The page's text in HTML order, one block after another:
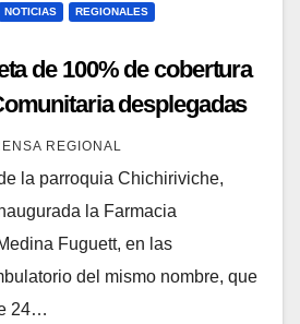
NOTICIAS
REGIONALES
de 100% de cobertura
desplegadas
REGIONAL
la parroquia Chichiriviche,
la Farmacia
Fuguett, en las
del mismo nombre, que
24…